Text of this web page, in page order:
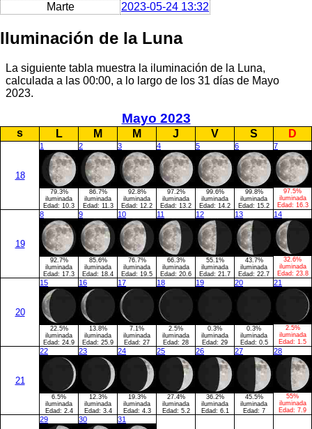
Marte
2023-05-24 13:32
Iluminación de la Luna
La siguiente tabla muestra la iluminación de la Luna,
calculada a las 00:00, a lo largo de los 31 días de Mayo
2023.
Mayo 2023
s L M M J V S D
18
1
79.3%
iluminada
Edad: 10.3
2
86.7%
iluminada
Edad: 11.3
3
92.8%
iluminada
Edad: 12.2
4
97.2%
iluminada
Edad: 13.2
5
99.6%
iluminada
Edad: 14.2
6
99.8%
iluminada
Edad: 15.2
7
97.5%
iluminada
Edad: 16.3
19
8
92.7%
iluminada
Edad: 17.3
9
85.6%
iluminada
Edad: 18.4
10
76.7%
iluminada
Edad: 19.5
11
66.3%
iluminada
Edad: 20.6
12
55.1%
iluminada
Edad: 21.7
13
43.7%
iluminada
Edad: 22.7
14
32.6%
iluminada
Edad: 23.8
20
15
22.5%
iluminada
Edad: 24.9
16
13.8%
iluminada
Edad: 25.9
17
7.1%
iluminada
Edad: 27
18
2.5%
iluminada
Edad: 28
19
0.3%
iluminada
Edad: 29
20
0.3%
iluminada
Edad: 0.5
21
2.5%
iluminada
Edad: 1.5
21
22
6.5%
iluminada
Edad: 2.4
23
12.3%
iluminada
Edad: 3.4
24
19.3%
iluminada
Edad: 4.3
25
27.4%
iluminada
Edad: 5.2
26
36.2%
iluminada
Edad: 6.1
27
45.5%
iluminada
Edad: 7
28
55%
iluminada
Edad: 7.9
29 30 31